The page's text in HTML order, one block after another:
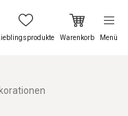
Lieblingsprodukte Warenkorb Menü